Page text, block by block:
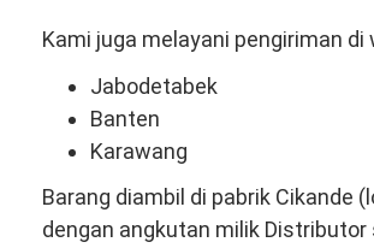
Kami juga melayani pengiriman di
Jabodetabek
Banten
Karawang
Barang diambil di pabrik Cikande
dengan angkutan milik Distributor